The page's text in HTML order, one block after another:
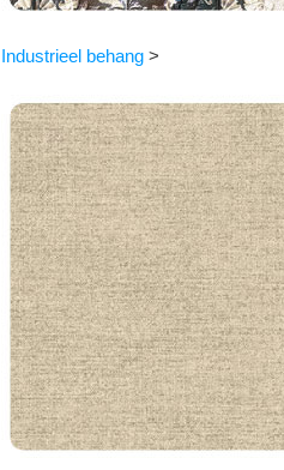
Industrieel behang >